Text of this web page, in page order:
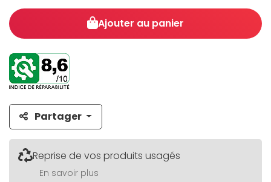
Ajouter au panier
Partager
Reprise de vos produits usagés
En savoir plus